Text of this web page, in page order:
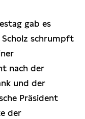
gab es
schrumpft
nach der
und der
Präsident
der